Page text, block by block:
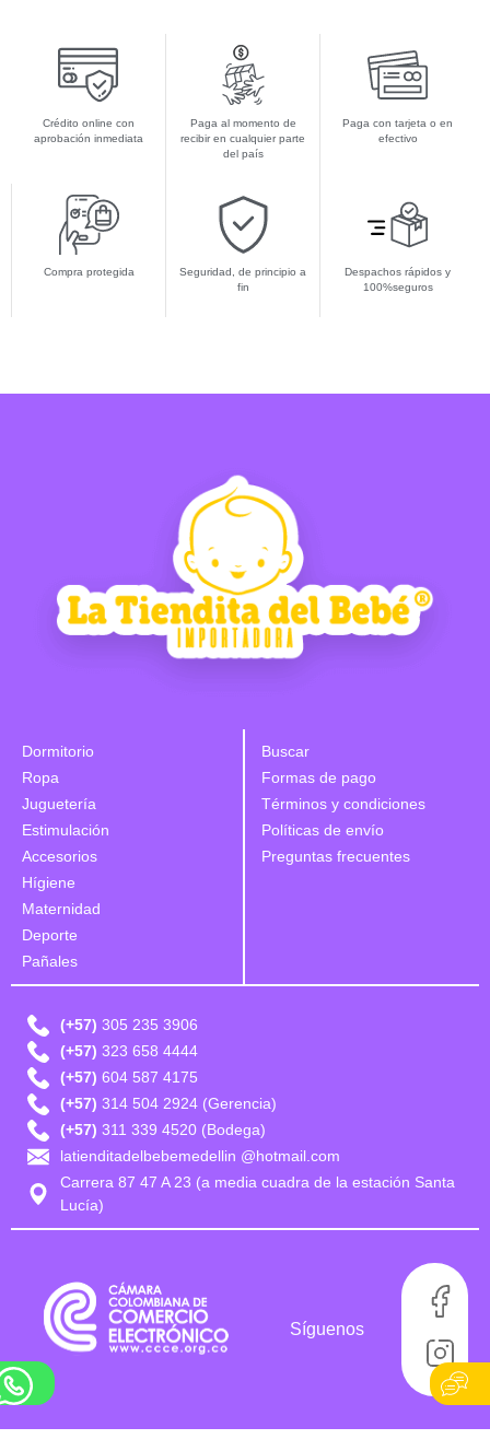
Crédito online con
aprobación inmediata
Paga al momento de
recibir en cualquier parte
del país
Paga con tarjeta o en
efectivo
Compra protegida
Seguridad, de principio a
fin
Despachos rápidos y
100%seguros
Dormitorio
Ropa
Juguetería
Estimulación
Accesorios
Hígiene
Maternidad
Deporte
Pañales
Buscar
Formas de pago
Términos y condiciones
Políticas de envío
Preguntas frecuentes
(+57) 305 235 3906
(+57) 323 658 4444
(+57) 604 587 4175
(+57) 314 504 2924 (Gerencia)
(+57) 311 339 4520 (Bodega)
latienditadelbebemedellin @hotmail.com
Carrera 87 47 A 23 (a media cuadra de la estación Santa
Lucía)
Síguenos